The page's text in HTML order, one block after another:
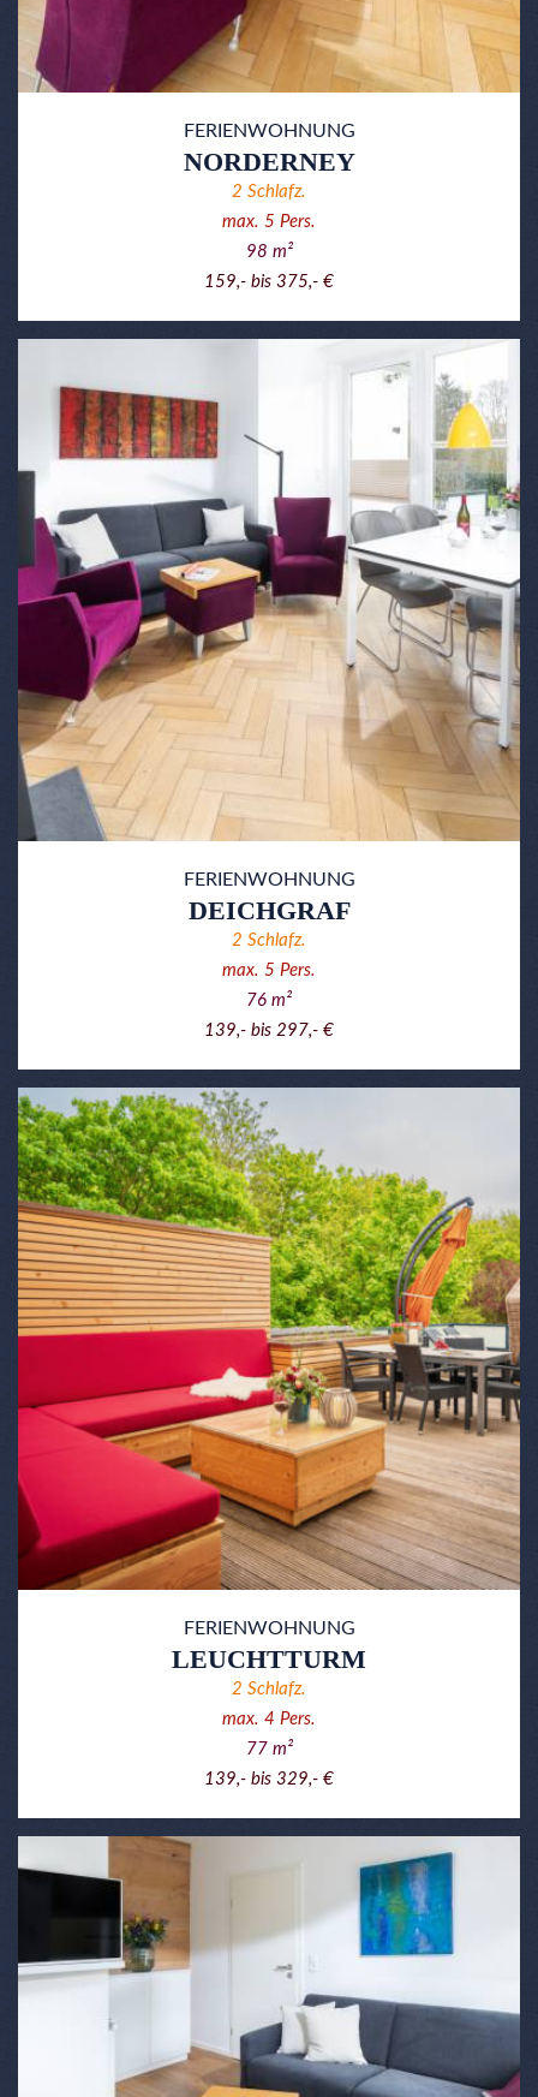
FERIENWOHNUNG
NORDERNEY
2 Schlafz.
max. 5 Pers.
98 m²
159,- bis 375,- €
FERIENWOHNUNG
DEICHGRAF
2 Schlafz.
max. 5 Pers.
76 m²
139,- bis 297,- €
FERIENWOHNUNG
LEUCHTTURM
2 Schlafz.
max. 4 Pers.
77m²
139,- bis 329,- €